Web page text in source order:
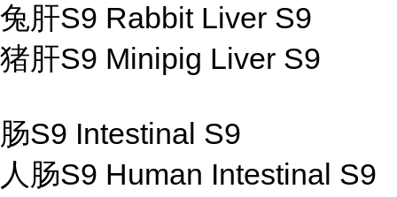
兔肝S9 Rabbit Liver S9
猪肝S9 Minipig Liver S9
肠S9 Intestinal S9
人肠S9 Human Intestinal S9